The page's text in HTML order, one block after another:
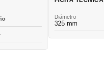
Diámetro
325 mm